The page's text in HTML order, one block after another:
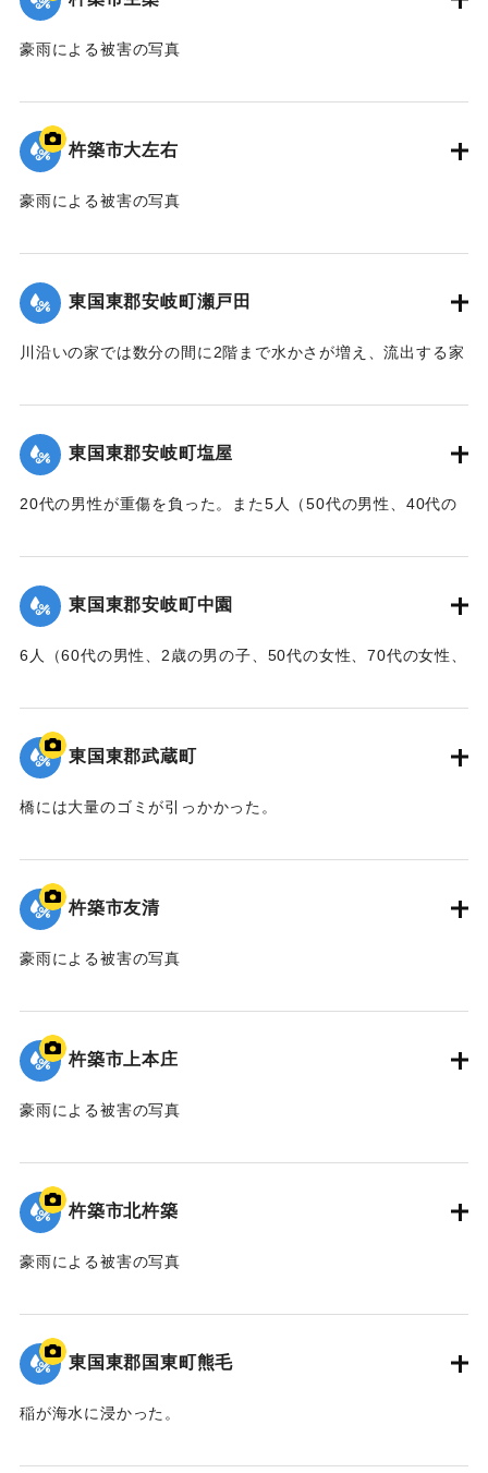
豪雨による被害の写真
｜固有コード:00679014
杵築市大左右
豪雨による被害の写真
｜固有コード:00679015
東国東郡安岐町瀬戸田
川沿いの家では数分の間に2階まで水かさが増え、流出する家
女性）が死亡した。
【出典：大分合同新聞 1961年10月27日夕刊1面】
｜固有コード: 00679016
東国東郡安岐町塩屋
20代の男性が重傷を負った。また5人（50代の男性、40代の
行方不明になった。
【出典：大分合同新聞 1961年10月27日夕刊1面】
｜固有コード: 00679017
東国東郡安岐町中園
6人（60代の男性、2歳の男の子、50代の女性、70代の女性、
（20代の女性2人、10代の女性、8ヶ月の女の子、30代の女
性）が行方不明になった。
【出典：大分合同新聞 1961年10月28日朝刊5面】
東国東郡武蔵町
橋には大量のゴミが引っかかった。
｜固有コード:00679010
杵築市友清
豪雨による被害の写真
｜固有コード:00679011
杵築市上本庄
豪雨による被害の写真
｜固有コード:00679012
杵築市北杵築
豪雨による被害の写真
｜固有コード:00679013
東国東郡国東町熊毛
稲が海水に浸かった。
｜固有コード:00679006